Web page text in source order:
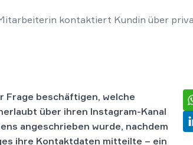
kontaktiert Kundin über
Frage beschäftigen, welche
über ihren Instagram-Kanal
angeschrieben wurde, nachdem
ihre Kontaktdaten mitteilte – ein